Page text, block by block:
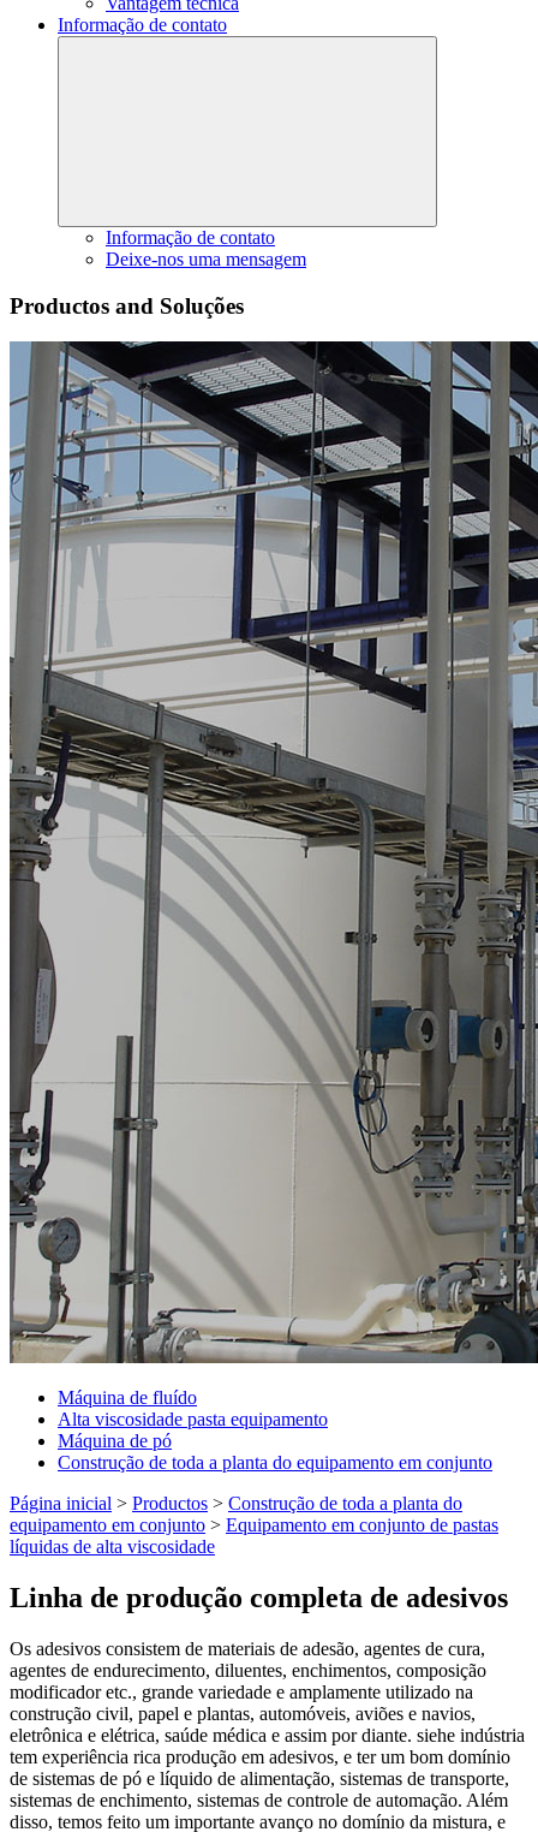
Informação de contato
Informação de contato
Deixe-nos uma mensagem
Productos and Soluções
Máquina de fluído
Alta viscosidade pasta equipamento
Máquina de pó
Construção de toda a planta do equipamento em conjunto
Página inicial > Productos > Construção de toda a planta do
equipamento em conjunto > Equipamento em conjunto de pastas
líquidas de alta viscosidade
Linha de produção completa de adesivos
Os adesivos consistem de materiais de adesão, agentes de cura,
agentes de endurecimento, diluentes, enchimentos, composição
modificador etc., grande variedade e amplamente utilizado na
construção civil, papel e plantas, automóveis, aviões e navios,
eletrônica e elétrica, saúde médica e assim por diante. siehe indústria
tem experiência rica produção em adesivos, e ter um bom domínio
de sistemas de pó e líquido de alimentação, sistemas de transporte,
sistemas de enchimento, sistemas de controle de automação. Além
disso, temos feito um importante avanço no domínio da mistura, e